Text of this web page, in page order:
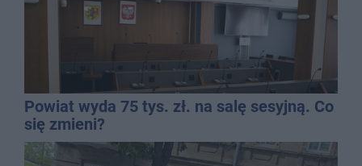
Powiat wyda 75 tys. zł. na salę sesyjną. Co
się zmieni?